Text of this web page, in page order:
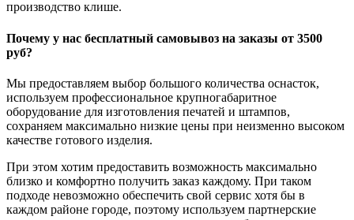
производство клише.
Почему у нас бесплатный самовывоз на заказы от 3500
руб?
Мы предоставляем выбор большого количества оснасток,
используем профессиональное крупногабаритное
оборудование для изготовления печатей и штампов,
сохраняем максимально низкие цены при неизменно высоком
качестве готового изделия.
При этом хотим предоставить возможность максимально
близко и комфортно получить заказ каждому. При таком
подходе невозможно обеспечить свой сервис хотя бы в
каждом районе городе, поэтому используем партнерские